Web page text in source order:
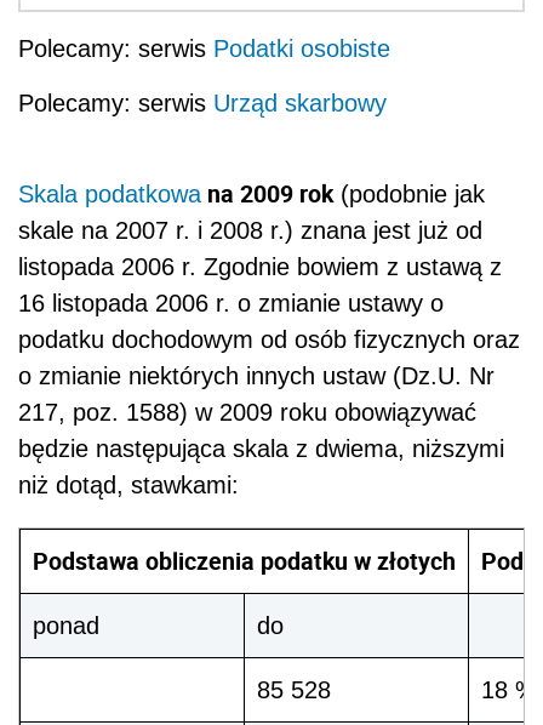
Polecamy: serwis Podatki osobiste
Polecamy: serwis Urząd skarbowy
Skala podatkowana 2009 rok (podobnie jak
skale na 2007 r. i 2008 r.) znana jest już od
listopada 2006 r. Zgodnie bowiem z ustawą z
16 listopada 2006 r. o zmianie ustawy o
podatku dochodowym od osób fizycznych oraz
o zmianie niektórych innych ustaw (Dz.U. Nr
217, poz. 1588) w 2009 roku obowiązywać
będzie następująca skala z dwiema, niższymi
niż dotąd, stawkami:
Podstawa obliczenia podatku w złotych
ponad do
85 528 18 %